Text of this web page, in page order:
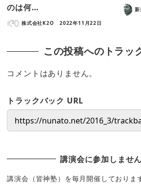
のは何…
株式会社K2O 2022年11月22日
新
この投稿へのトラッ
コメントはありません。
トラックバック URL
講演会に参加しませ
講演会（皆神塾）を毎月開催しておりま